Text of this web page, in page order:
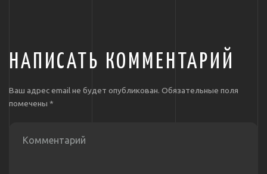
НАПИСАТЬ КОММЕНТАРИЙ
Ваш адрес email не будет опубликован. Обязательные поля
помечены *